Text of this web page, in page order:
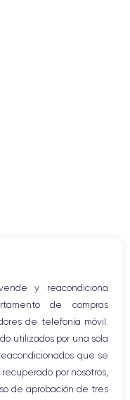
15 Pro
procesador
y reacondiciona
de compras
de telefonía móvil.
utilizados por una sola
que se
por nosotros,
de aprobación de tres